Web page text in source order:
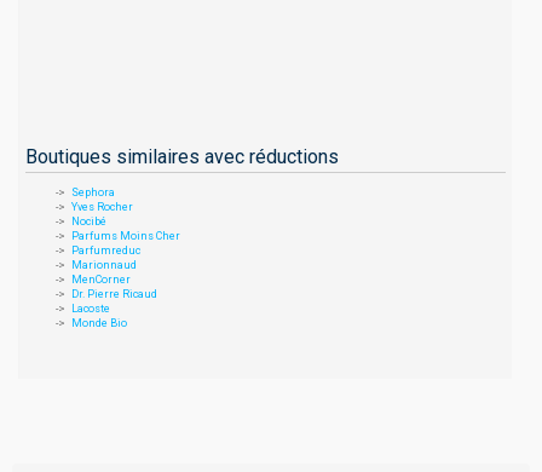
Boutiques similaires avec réductions
Sephora
Yves Rocher
Nocibé
Parfums Moins Cher
Parfumreduc
Marionnaud
MenCorner
Dr. Pierre Ricaud
Lacoste
Monde Bio